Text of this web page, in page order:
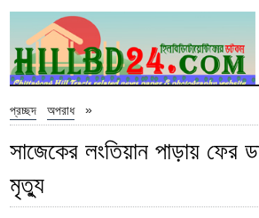
প্রচ্ছদ »
অপরাধ
সাজেকের লংতিয়ান পাড়ায় ফের
মৃত্যু